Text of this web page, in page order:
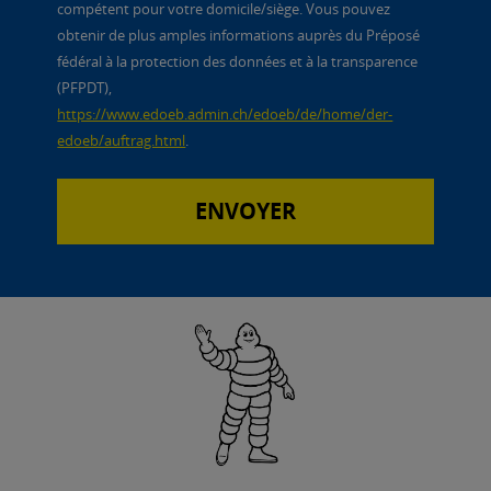
compétent pour votre domicile/siège. Vous pouvez
obtenir de plus amples informations auprès du Préposé
fédéral à la protection des données et à la transparence
(PFPDT),
https://www.edoeb.admin.ch/edoeb/de/home/der-
edoeb/auftrag.html.
ENVOYER